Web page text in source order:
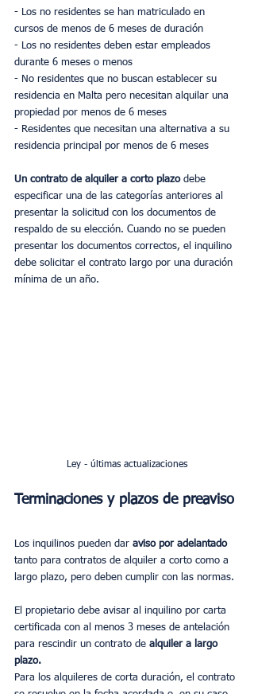
- Los no residentes se han matriculado en
cursos de menos de 6 meses de duración
- Los no residentes deben estar empleados
durante 6 meses o menos
- No residentes que no buscan establecer su
residencia en Malta pero necesitan alquilar una
propiedad por menos de 6 meses
- Residentes que necesitan una alternativa a su
residencia principal por menos de 6 meses
Un contrato de alquiler a corto plazo debe
especificar una de las categorías anteriores al
presentar la solicitud con los documentos de
respaldo de su elección. Cuando no se pueden
presentar los documentos correctos, el inquilino
debe solicitar el contrato largo por una duración
mínima de un año.
Ley - últimas actualizaciones
Terminaciones y plazos de preaviso
Los inquilinos pueden dar aviso por adelantado
tanto para contratos de alquiler a corto como a
largo plazo, pero deben cumplir con las normas.
El propietario debe avisar al inquilino por carta
certificada con al menos 3 meses de antelación
para rescindir un contrato de alquiler a largo
plazo.
Para los alquileres de corta duración, el contrato